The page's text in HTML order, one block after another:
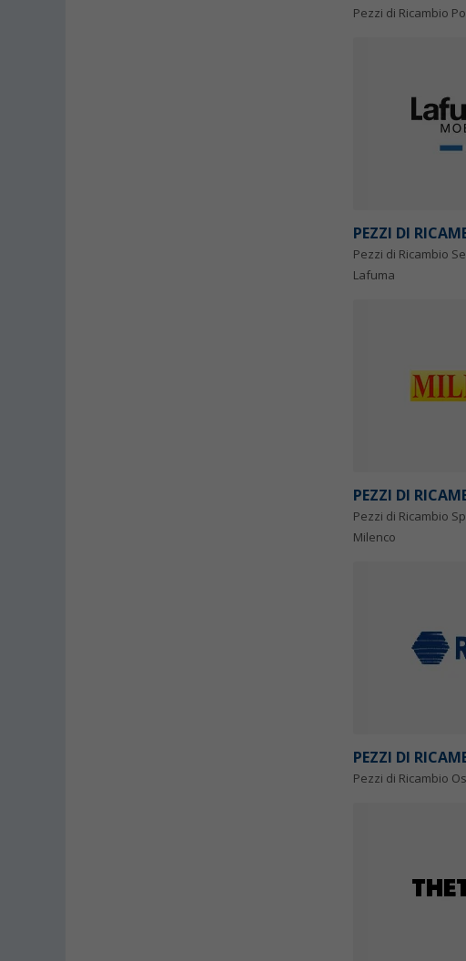
Pezzi di Ricambio
PEZZI DI
Pezzi di Ricambio
Lafuma
PEZZI DI
Pezzi di Ricambio
Milenco
PEZZI DI
Pezzi di Ricambio